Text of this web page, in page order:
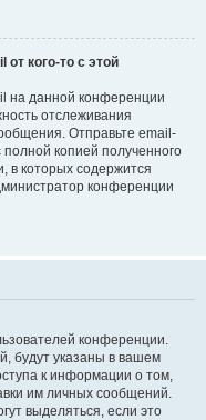
кого-то с этой
на данной конференции
отслеживания
Отправьте email-
копией полученного
в которых содержится
конференции
конференции.
будут указаны в вашем
к информации о том,
им личных сообщений.
выделяться, если это